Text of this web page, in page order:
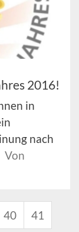
2016!
in
nach
Von
40 41